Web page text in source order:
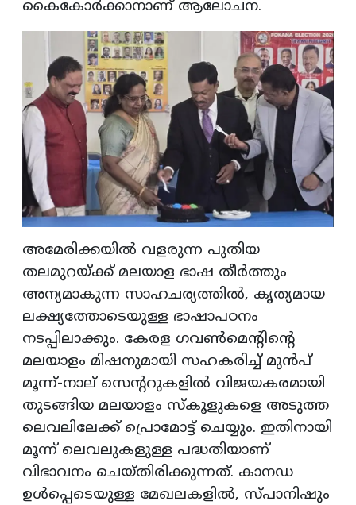
കൈകോർക്കാനാണ് ആലോചന.
അമേരിക്കയിൽ വളരുന്ന പുതിയ
തലമുറയ്ക്ക് മലയാള ഭാഷ തീർത്തും
അന്യമാകുന്ന സാഹചര്യത്തിൽ, കൃത്യമായ
ലക്ഷ്യത്തോടെയുള്ള ഭാഷാപഠനം
നടപ്പിലാക്കും. കേരള ഗവൺമെന്റിന്റെ
മലയാളം മിഷനുമായി സഹകരിച്ച് മുൻപ്
മൂന്ന്-നാല് സെന്ററുകളിൽ വിജയകരമായി
തുടങ്ങിയ മലയാളം സ്കൂളുകളെ അടുത്ത
ലെവലിലേക്ക് പ്രൊമോട്ട് ചെയ്യും. ഇതിനായി
മൂന്ന് ലെവലുകളുള്ള പദ്ധതിയാണ്
വിഭാവനം ചെയ്തിരിക്കുന്നത്. കാനഡ
ഉൾപ്പെടെയുള്ള മേഖലകളിൽ, സ്പാനിഷും